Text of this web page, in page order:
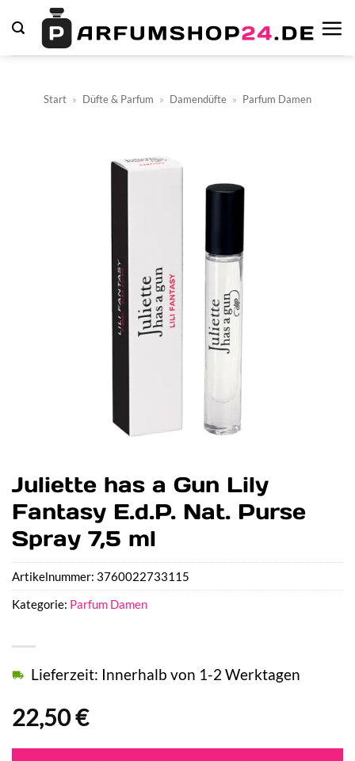
Inhalt
springen
Start » Düfte & Parfum » Damendüfte » Parfum Damen
Juliette has a Gun Lily
Fantasy E.d.P. Nat. Purse
Spray 7,5 ml
22,50€
Lieferzeit: Innerhalb von 1-2 Werktagen
Artikelnummer: 3760022733115
Kategorie: Parfum Damen